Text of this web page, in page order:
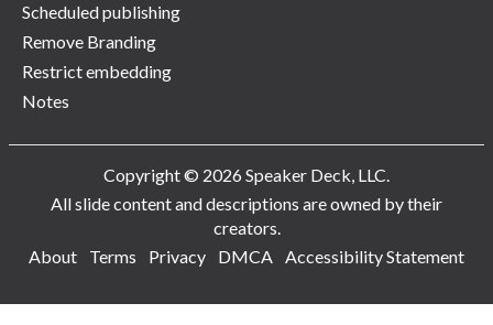
Scheduled publishing
Remove Branding
Restrict embedding
Notes
Copyright © 2026 Speaker Deck, LLC.
All slide content and descriptions are owned by their
creators.
About
Terms Privacy DMCA Accessibility Statement